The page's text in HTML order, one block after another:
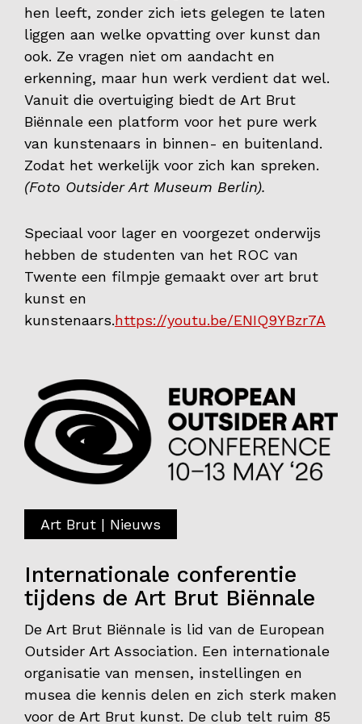
hen leeft, zonder zich iets gelegen te laten
liggen aan welke opvatting over kunst dan
ook. Ze vragen niet om aandacht en
erkenning, maar hun werk verdient dat wel.
Vanuit die overtuiging biedt de Art Brut
Biënnale een platform voor het pure werk
van kunstenaars in binnen- en buitenland.
Zodat het werkelijk voor zich kan spreken.
(Foto Outsider Art Museum Berlin).
Speciaal voor lager en voorgezet onderwijs
hebben de studenten van het ROC van
Twente een filmpje gemaakt over art brut
kunst en
kunstenaars.https://youtu.be/ENIQ9YBzr7A
Art Brut | Nieuws
Internationale conferentie
tijdens de Art Brut Biënnale
De Art Brut Biënnale is lid van de European
Outsider Art Association. Een internationale
organisatie van mensen, instellingen en
musea die kennis delen en zich sterk maken
voor de Art Brut kunst. De club telt ruim 85